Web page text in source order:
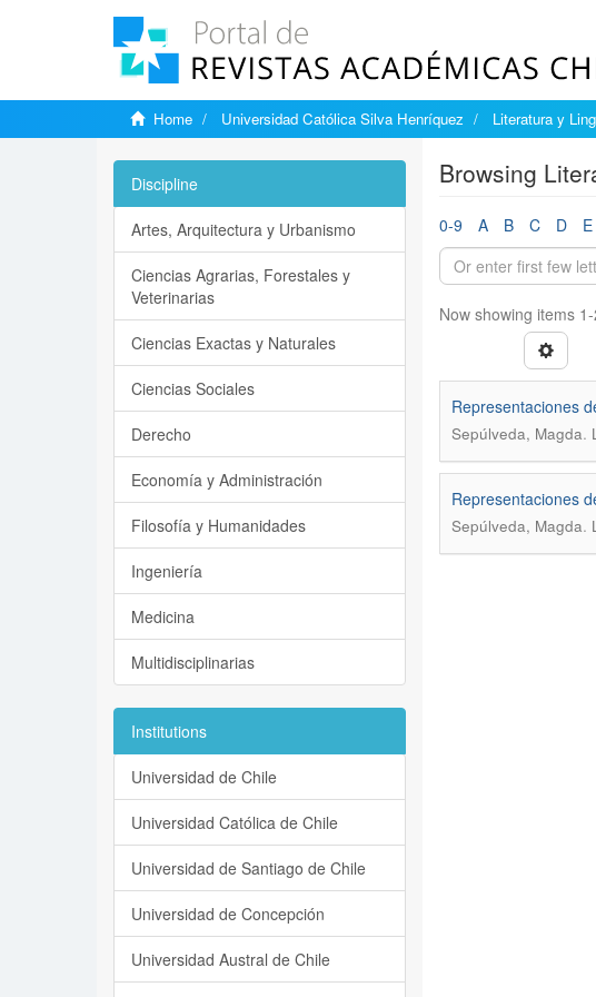
Home Universidad Católica Silva Henríquez Literatura y
Browsing
0-9 A B C D E
Now showing items
Representaciones
Sepúlveda, Magda.
Representaciones
Sepúlveda, Magda.
Discipline
Artes, Arquitectura y Urbanismo
Ciencias Agrarias, Forestales y
Veterinarias
Ciencias Exactas y Naturales
Ciencias Sociales
Derecho
Economía y Administración
Filosofía y Humanidades
Ingeniería
Medicina
Multidisciplinarias
Institutions
Universidad de Chile
Universidad Católica de Chile
Universidad de Santiago de Chile
Universidad de Concepción
Universidad Austral de Chile